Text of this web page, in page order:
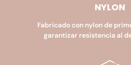
NYLON
Fabricado con nylon de
garantizar resistencia al